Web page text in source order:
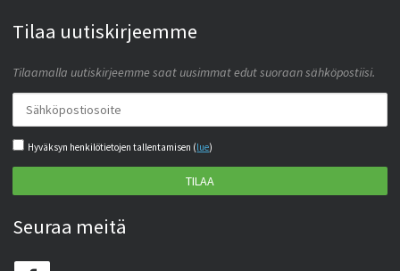
Tilaa uutiskirjeemme
Tilaamalla uutiskirjeemme saat uusimmat edut suoraan sähköpostiisi.
Hyväksyn henkilötietojen tallentamisen (lue)
TILAA
Seuraa meitä